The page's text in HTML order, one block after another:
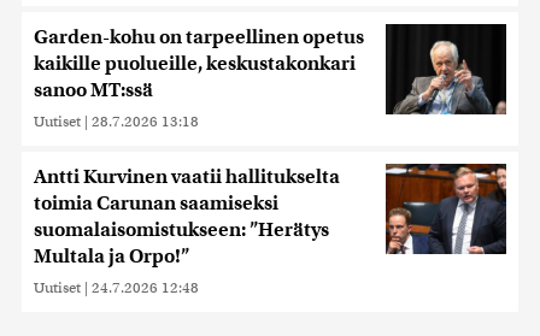
Garden-kohu on tarpeellinen opetus
kaikille puolueille, keskustakonkari
sanoo MT:ssä
Uutiset | 28.7.2026 13:18
Antti Kurvinen vaatii hallitukselta
toimia Carunan saamiseksi
suomalaisomistukseen: ”Herätys
Multala ja Orpo!”
Uutiset | 24.7.2026 12:48